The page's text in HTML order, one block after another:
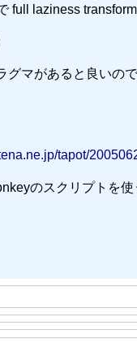
full laziness
グマがあると良いの
tapot/
のスクリプトを